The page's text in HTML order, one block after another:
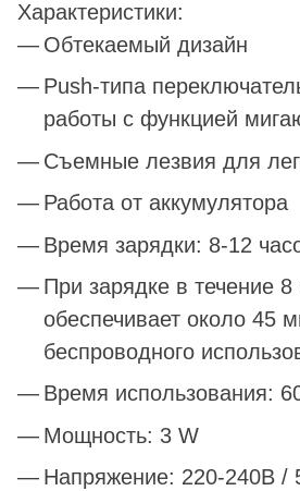
Характеристики:
Обтекаемый дизайн
Push-типа
работы с функцией
Съемные лезвия для
Работа от аккумулятора
Время зарядки: 8-12
При зарядке в течение 8
обеспечивает около 45
беспроводного
Время использования:
Мощность: 3 W
Напряжение: 220-240В /